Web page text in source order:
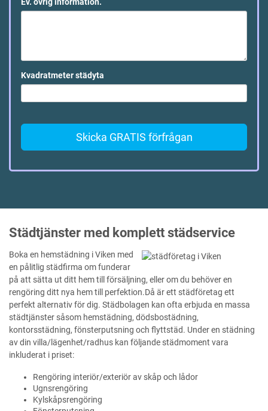
Ev. övrig information.
Kvadratmeter städyta
Skicka GRATIS förfrågan
Städtjänster med komplett städservice
Boka en hemstädning i Viken med
en pålitlig städfirma om funderar
på att sätta ut ditt hem till försäljning, eller om du behöver en
rengöring ditt nya hem till perfektion.Då är ett städföretag ett
perfekt alternativ för dig. Städbolagen kan ofta erbjuda en massa
städtjänster såsom hemstädning, dödsbostädning,
kontorsstädning, fönsterputsning och flyttstäd. Under en städning
av din villa/lägenhet/radhus kan följande städmoment vara
inkluderat i priset:
Rengöring interiör/exteriör av skåp och lådor
Ugnsrengöring
Kylskåpsrengöring